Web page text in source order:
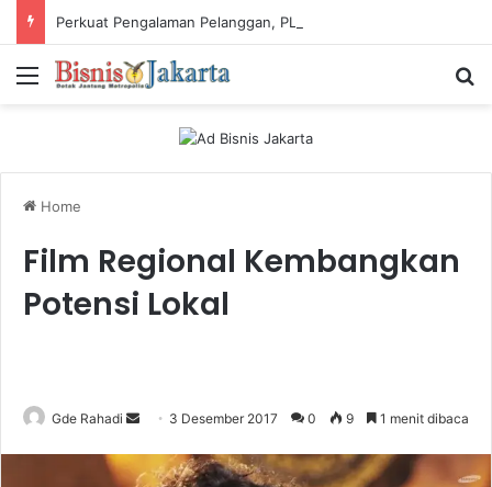
Menu
Home
Film Regional Kembangkan
Potensi Lokal
Gde Rahadi
n
3 Desember 2017 0 9 1 menit dibaca